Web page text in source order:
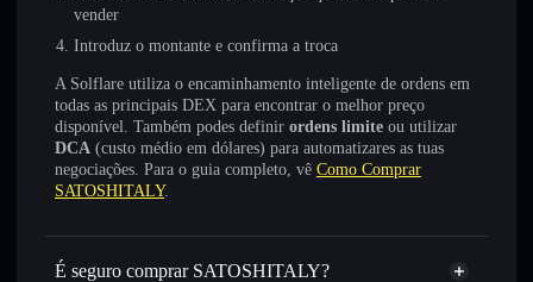
vender
Introduz o montante e confirma a troca
A Solflare utiliza o encaminhamento inteligente de ordens em
todas as principais DEX para encontrar o melhor preço
disponível. Também podes definir ordens limite ou utilizar
DCA (custo médio em dólares) para automatizares as tuas
negociações. Para o guia completo, vê Como Comprar
SATOSHITALY.
É seguro comprar SATOSHITALY?